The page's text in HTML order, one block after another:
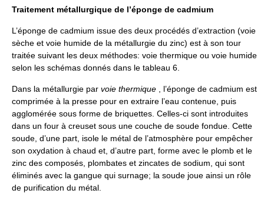
Traitement métallurgique de l’éponge de cadmium
L’éponge de cadmium issue des deux procédés d’extraction (voie
sèche et voie humide de la métallurgie du zinc) est à son tour
traitée suivant les deux méthodes: voie thermique ou voie humide
selon les schémas donnés dans le tableau 6.
Dans la métallurgie par voie thermique , l’éponge de cadmium est
comprimée à la presse pour en extraire l’eau contenue, puis
agglomérée sous forme de briquettes. Celles-ci sont introduites
dans un four à creuset sous une couche de soude fondue. Cette
soude, d’une part, isole le métal de l’atmosphère pour empêcher
son oxydation à chaud et, d’autre part, forme avec le plomb et le
zinc des composés, plombates et zincates de sodium, qui sont
éliminés avec la gangue qui surnage; la soude joue ainsi un rôle
de purification du métal.